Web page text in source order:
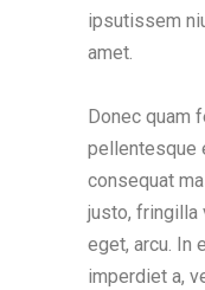
ipsutissem
amet.
Donec quam
pellentesque
consequat
justo, fringilla
eget, arcu. In
imperdiet a,